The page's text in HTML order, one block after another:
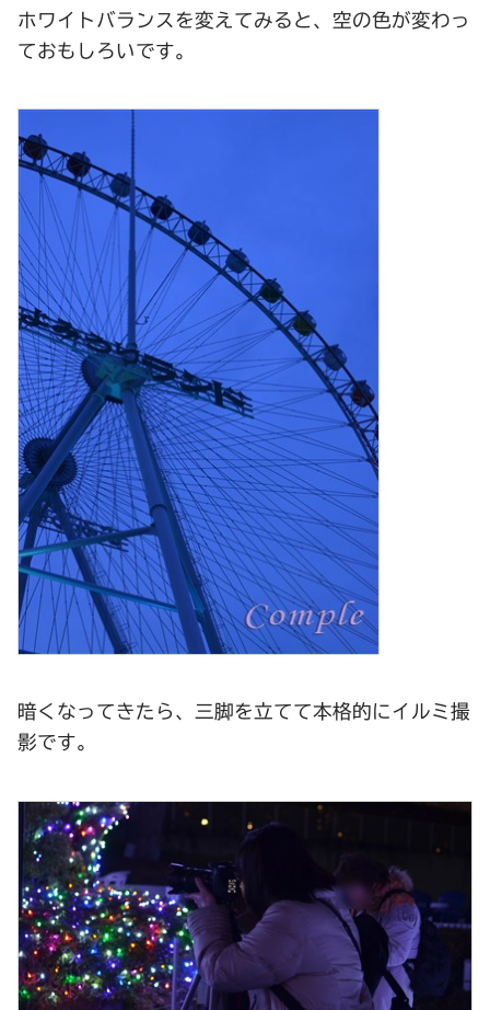
ホワイトバランスを変えてみると、空の色が変わっ
ておもしろいです。
暗くなってきたら、三脚を立てて本格的にイルミ撮
影です。